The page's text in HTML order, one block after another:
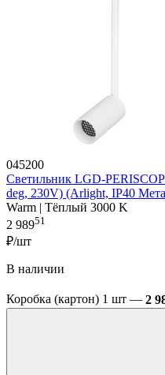
045200
Светильник LGD-
deg, 230V) (Arlight, IP40
Warm | Тёплый 3000 K
2 98951
₽/шт
В наличии
Коробка (картон) 1 шт — 2